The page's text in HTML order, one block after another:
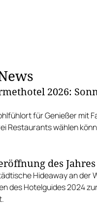
2026:
für Genießer mit
Restaurants wählen
des
Hideaway an der
des Hotelguides 2024